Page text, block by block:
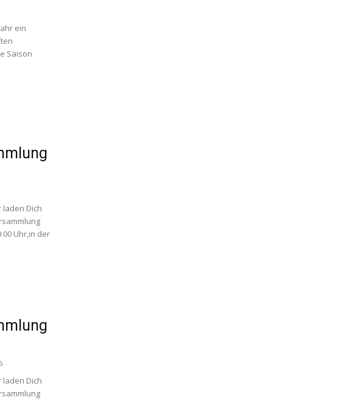
ein
Saison
laden Dich
Uhr,in der
laden Dich